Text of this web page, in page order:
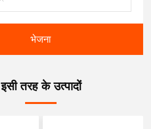
भेजना
इसी तरह के उत्पादों